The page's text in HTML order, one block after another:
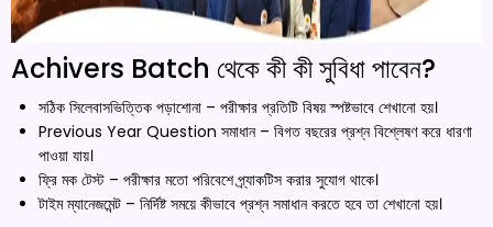
Achivers Batch থেকে কী কী সুবিধা পাবেন?
সঠিক সিলেবাসভিত্তিক পড়াশোনা – পরীক্ষার প্রতিটি বিষয় স্পষ্টভাবে শেখানো হয়।
Previous Year Question সমাধান – বিগত বছরের প্রশ্ন বিশ্লেষণ করে ধারণা
পাওয়া যায়।
ফ্রি মক টেস্ট – পরীক্ষার মতো পরিবেশে প্র্যাকটিস করার সুযোগ থাকে।
টাইম ম্যানেজমেন্ট – নির্দিষ্ট সময়ে কীভাবে প্রশ্ন সমাধান করতে হবে তা শেখানো হয়।